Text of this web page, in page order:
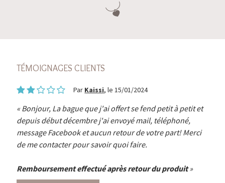
TÉMOIGNAGES CLIENTS
Par Kaissi, le 15/01/2024
Bonjour, La bague que j'ai offert se fend petit à petit et
depuis début décembre j'ai envoyé mail, téléphoné,
message Facebook et aucun retour de votre part! Merci
de me contacter pour savoir quoi faire.
Remboursement effectué après retour du produit